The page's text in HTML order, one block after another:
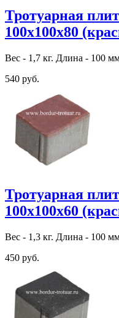
Тротуарная
100х100х80
Вес - 1,7 кг. Длина - 100
540 руб.
Тротуарная
100х100х60
Вес - 1,3 кг. Длина - 100
450 руб.